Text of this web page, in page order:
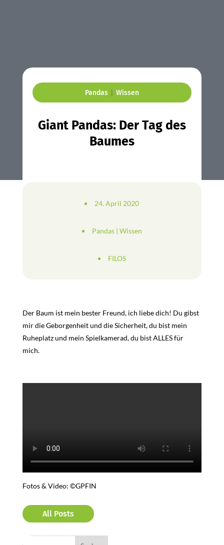
Pandas| Wissen
Giant Pandas: Der Tag des
Baumes
24. April 2020
Pandas| Wissen
FILOS
Der Baum ist mein bester Freund, ich liebe dich! Du gibst
mir die Geborgenheit und die Sicherheit, du bist mein
Ruheplatz und mein Spielkamerad, du bist ALLES für
mich.
Fotos & Video: ©GPFIN
All Posts